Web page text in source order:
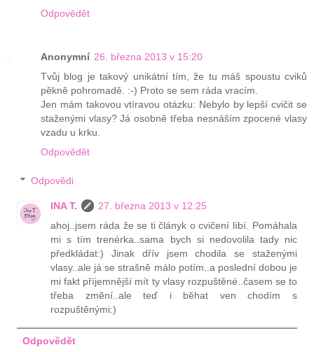
Odpovědět
Anonymní 26. března 2013 v 15:20
Tvůj blog je takový unikátní tím, že tu máš spoustu cviků
pěkně pohromadě. :-) Proto se sem ráda vracím.
Jen mám takovou vtíravou otázku: Nebylo by lepší cvičit se
staženými vlasy? Já osobně třeba nesnáším zpocené vlasy
vzadu u krku.
Odpovědět
Odpovědi
INA T.
27. března 2013 v 12:25
ahoj..jsem ráda že se ti člányk o cvičení líbí. Pomáhala
mi s tím trenérka..sama bych si nedovolila tady nic
předkládat:) Jinak dřív jsem chodila se staženými
vlasy..ale já se strašně málo potím..a poslední dobou je
mi fakt příjemnější mít ty vlasy rozpuštěné..časem se to
třeba změní..ale teď i běhat ven chodím s
rozpuštěnými:)
Odpovědět